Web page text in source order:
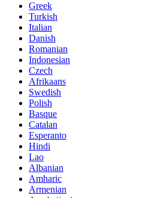
Greek
Turkish
Italian
Danish
Romanian
Indonesian
Czech
Afrikaans
Swedish
Polish
Basque
Catalan
Esperanto
Hindi
Lao
Albanian
Amharic
Armenian